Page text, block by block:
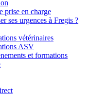
prise en charge
ses urgences à Fregis ?
vétérinaires
ASV
et formations